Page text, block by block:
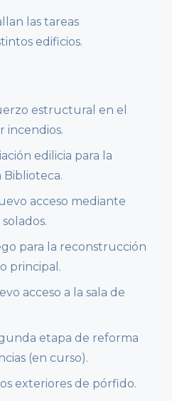
las tareas
edificios.
estructural en el
incendios.
edilicia para la
Biblioteca.
acceso mediante
para la reconstrucción
principal.
acceso a la sala de
etapa de reforma
(en curso).
exteriores de pórfido.